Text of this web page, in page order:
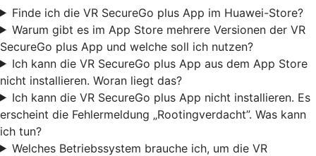
Finde ich die VR SecureGo plus App im Huawei-Store?
Warum gibt es im App Store mehrere Versionen der VR
SecureGo plus App und welche soll ich nutzen?
Ich kann die VR SecureGo plus App aus dem App Store
nicht installieren. Woran liegt das?
Ich kann die VR SecureGo plus App nicht installieren. Es
erscheint die Fehlermeldung „Rootingverdacht”. Was kann
ich tun?
Welches Betriebssystem brauche ich, um die VR